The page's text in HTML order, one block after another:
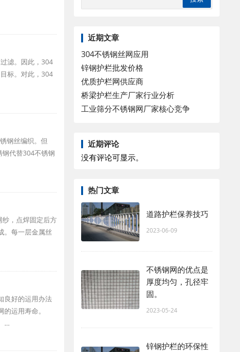
滤。因此，304
标。对此，304
钢丝编织。但
代替304不锈钢
，点焊固定后方
。每一层金属丝
良好的运用办法
的运用寿命。
…
近期文章
304不锈钢丝网应用
锌钢护栏批发价格
优质护栏网供应商
桥梁护栏生产厂家行业分析
工业筛分不锈钢网厂家核心竞争
近期评论
没有评论可显示。
热门文章
道路护栏保养技巧
2023-06-09
不锈钢网的优点是
厚度均匀，孔径牢
固。
2023-05-24
锌钢护栏的环保性